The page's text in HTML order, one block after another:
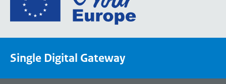
de
een
Single Digital Gateway